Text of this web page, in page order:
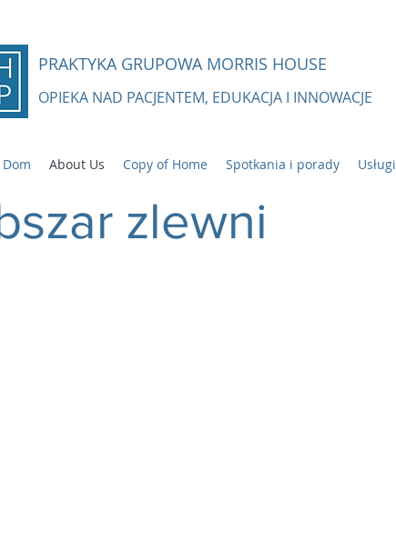
PRAKTYKA GRUPOWA MORRIS HOUSE
OPIEKA NAD PACJENTEM, EDUKACJA I INNOWACJE
Dom About Us Copy of Home Spotkania i porady Usługi
zlewni